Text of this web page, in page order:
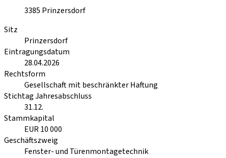
3385 Prinzersdorf
Sitz
Prinzersdorf
Eintragungsdatum
28.04.2026
Rechtsform
Gesellschaft mit beschränkter Haftung
Stichtag Jahresabschluss
31.12.
Stammkapital
EUR 10 000
Geschäftszweig
Fenster- und Türenmontagetechnik